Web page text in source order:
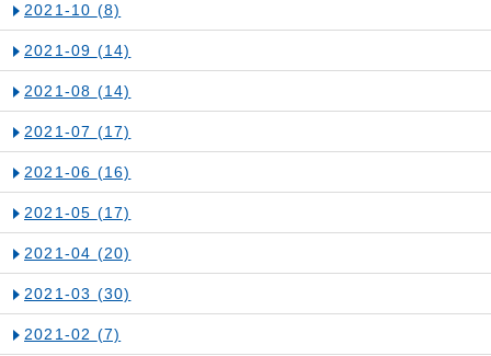
2021-10 (8)
2021-09 (14)
2021-08 (14)
2021-07 (17)
2021-06 (16)
2021-05 (17)
2021-04 (20)
2021-03 (30)
2021-02 (7)